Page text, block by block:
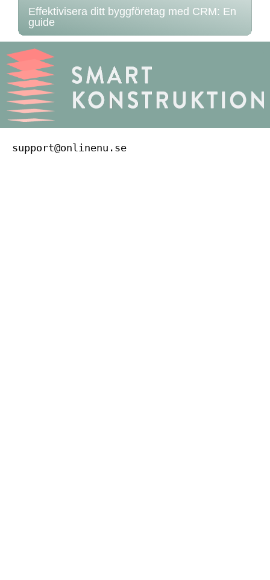
Effektivisera ditt byggföretag med CRM: En
guide
support@onlinenu.se